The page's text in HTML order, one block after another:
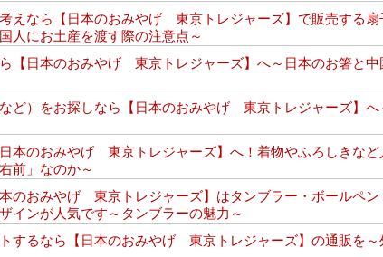
えなら【日本のおみやげ 東京トレジャーズ】で販売する扇
人にお土産を渡す際の注意点～
【日本のおみやげ 東京トレジャーズ】へ～日本のお箸と中
ど）をお探しなら【日本のおみやげ 東京トレジャーズ】へ
本のおみやげ 東京トレジャーズ】へ！着物やふろしきなど
前」なのか～
のおみやげ 東京トレジャーズ】はタンブラー・ボールペン
インが人気です～タンブラーの魅力～
するなら【日本のおみやげ 東京トレジャーズ】の通販を～